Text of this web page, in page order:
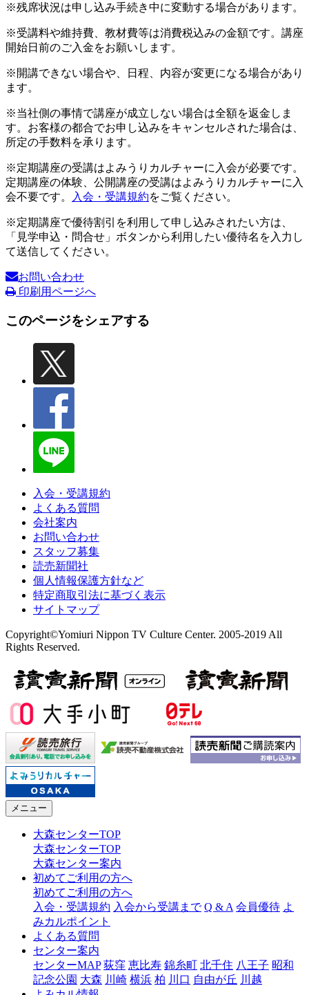
※残席状況は申し込み手続き中に変動する場合があります。
※受講料や維持費、教材費等は消費税込みの金額です。講座
開始日前のご入金をお願いします。
※開講できない場合や、日程、内容が変更になる場合があり
ます。
※当社側の事情で講座が成立しない場合は全額を返金しま
す。お客様の都合でお申し込みをキャンセルされた場合は、
所定の手数料を承ります。
※定期講座の受講はよみうりカルチャーに入会が必要です。
定期講座の体験、公開講座の受講はよみうりカルチャーに入
会不要です。
入会・受講規約をご覧ください。
※定期講座で優待割引を利用して申し込みされたい方は、
「見学申込・問合せ」ボタンから利用したい優待名を入力し
て送信してください。
お問い合わせ
印刷用ページへ
このページをシェアする
入会・受講規約
よくある質問
会社案内
お問い合わせ
スタッフ募集
読売新聞社
個人情報保護方針など
特定商取引法に基づく表示
サイトマップ
Copyright©Yomiuri Nippon TV Culture Center. 2005-2019 All
Rights Reserved.
メニュー
大森センターTOP
大森センターTOP
大森センター案内
初めてご利用の方へ
初めてご利用の方へ
入会・受講規約 入会から受講まで Q & A 会員優待 よ
みカルポイント
よくある質問
センター案内
センターMAP 荻窪 恵比寿 錦糸町 北千住 八王子 昭和
記念公園 大森 川崎 横浜 柏 川口 自由が丘 川越